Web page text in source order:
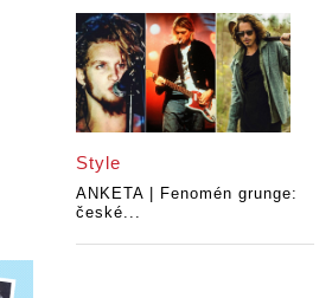
Style
ANKETA | Fenomén grunge:
české...